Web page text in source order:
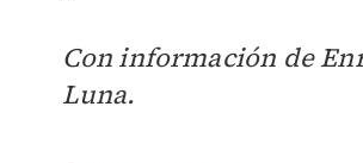
Con información de
Luna.